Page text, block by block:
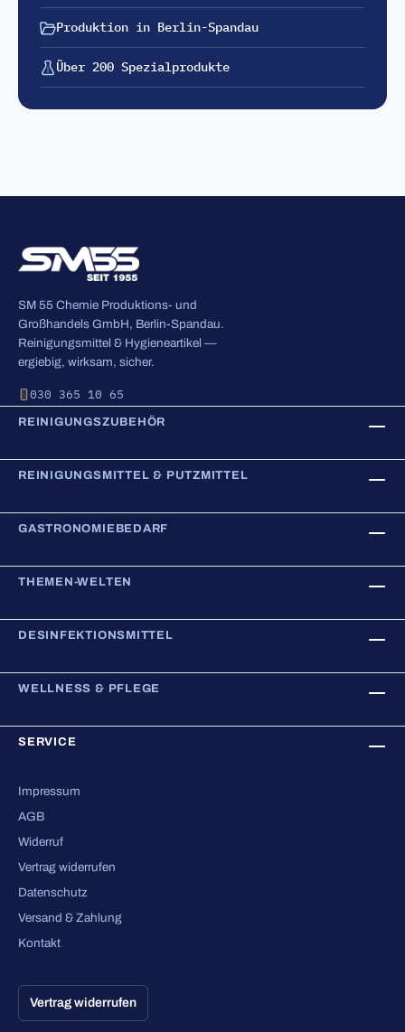
Produktion in Berlin-Spandau
Über 200 Spezialprodukte
SM 55 Chemie Produktions- und
Großhandels GmbH, Berlin-Spandau.
Reinigungsmittel & Hygieneartikel —
ergiebig, wirksam, sicher.
030 365 10 65
REINIGUNGSZUBEHÖR
REINIGUNGSMITTEL & PUTZMITTEL
GASTRONOMIEBEDARF
THEMEN-WELTEN
DESINFEKTIONSMITTEL
WELLNESS & PFLEGE
SERVICE
Impressum
AGB
Widerruf
Vertrag widerrufen
Datenschutz
Versand & Zahlung
Kontakt
Vertrag widerrufen